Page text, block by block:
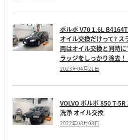
ボルボ V70 1.6L
オイル交換だけって?
両はオイル交換と同時
ラッジをしっかり除去！
2023年04月21日
VOLVO ボルボ 850 T-
洗浄 オイル交換
2022年08月08日